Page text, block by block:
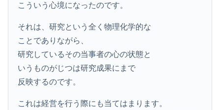
こういう心境になったのです。
それは、研究という全く物理化学的な
ことでありながら、
研究しているその当事者の心の状態と
いうものがじつは研究成果にまで
反映するのです。
これは経営を行う際にも当てはまります。